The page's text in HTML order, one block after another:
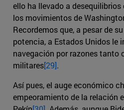
ello ha llevado a
los movimientos de
Recordemos que, a pesar de
potencia, a Estados Unidos le
navegación por razones tanto
militares[29].
Así pues, el auge económico
empeoramiento de la relación